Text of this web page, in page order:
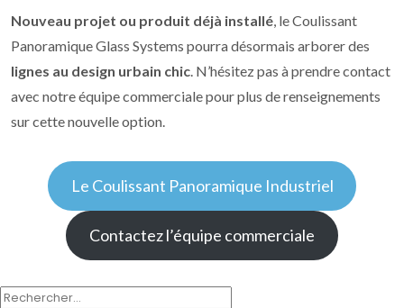
Nouveau projet ou produit déjà installé, le Coulissant
Panoramique Glass Systems pourra désormais arborer des
lignes au design urbain chic. N’hésitez pas à prendre contact
avec notre équipe commerciale pour plus de renseignements
sur cette nouvelle option.
Le Coulissant Panoramique Industriel
Contactez l’équipe commerciale
RECHERCHER :